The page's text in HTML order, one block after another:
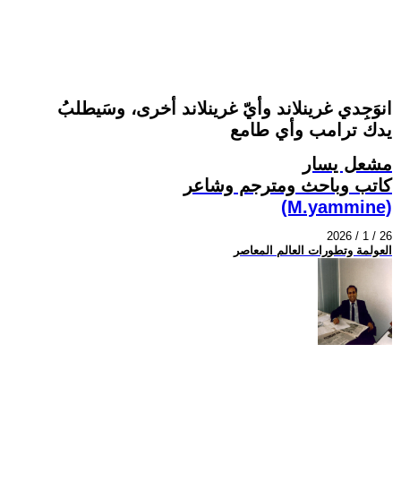
انوَجِدي غرينلاند وأيّ غرينلاند أخرى، وسَيطلبُ
يدك ترامب وأي ‏طامع
مشعل يسار
كاتب وباحث ومترجم وشاعر
(M.yammine)
2026 / 1 / 26
العولمة وتطورات العالم المعاصر